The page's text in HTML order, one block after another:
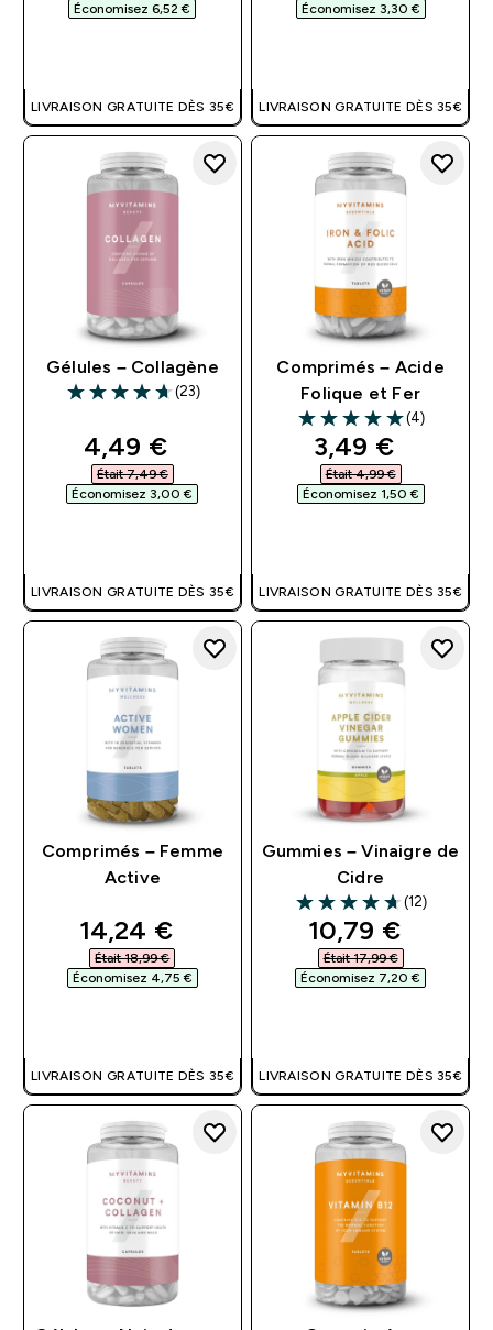
Économisez 6,52 €‎
LIVRAISON GRATUITE DÈS 35€
Économisez 3,30 €‎
LIVRAISON GRATUITE DÈS 35€
Gélules – Collagène
4.7 out of 5 stars
(23)
discounted price
4,49 €‎
Était 7,49 €‎
Économisez 3,00 €‎
LIVRAISON GRATUITE DÈS 35€
Comprimés – Acide
Folique et Fer
5 out of 5 stars
(4)
discounted
3,49 €‎
Était 4,99 €‎
Économisez 1,50 €‎
LIVRAISON GRATUITE DÈS 35€
Comprimés – Femme
Active
discounted price
14,24 €‎
Était 18,99 €‎
Économisez 4,75 €‎
LIVRAISON GRATUITE DÈS 35€
Gummies – Vinaigre de
Cidre
4.67 out of 5 stars
(12)
discounted
10,79 €‎
Était 17,99 €‎
Économisez 7,20 €‎
LIVRAISON GRATUITE DÈS 35€